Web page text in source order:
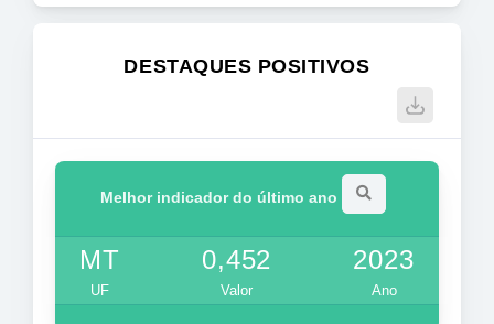
DESTAQUES POSITIVOS
Melhor indicador do último ano
MT
UF
0,452
Valor
2023
Ano